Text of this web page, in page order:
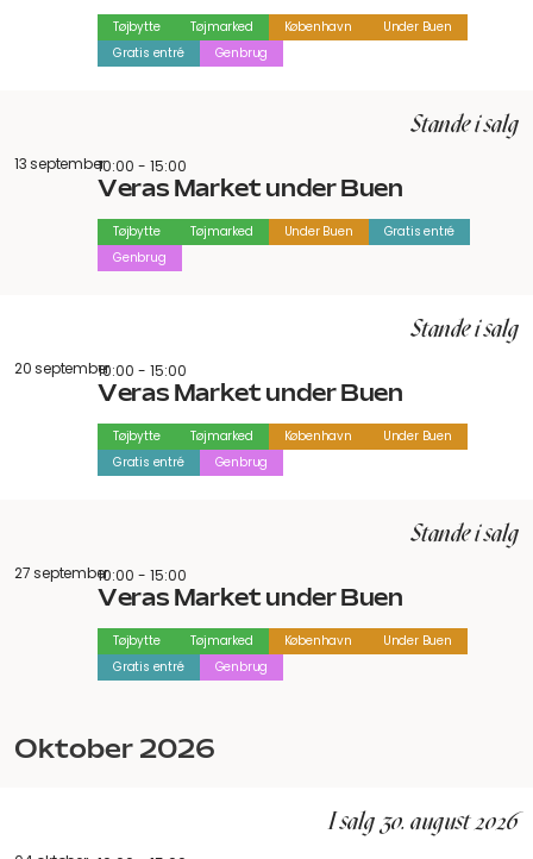
Tøjbytte Tøjmarked København
Under Buen
Gratis entré
Genbrug
13 september10:00 - 15:00
Veras Market under Buen
Tøjbytte Tøjmarked Under Buen
Gratis entré
Genbrug
Stande i salg
20 september10:00 - 15:00
Veras Market under Buen
Tøjbytte Tøjmarked København
Under Buen
Gratis entré
Genbrug
Stande i salg
27 september10:00 - 15:00
Veras Market under Buen
Tøjbytte Tøjmarked København
Under Buen
Gratis entré
Genbrug
Stande i salg
oktober 2026
I salg 30. august 2026